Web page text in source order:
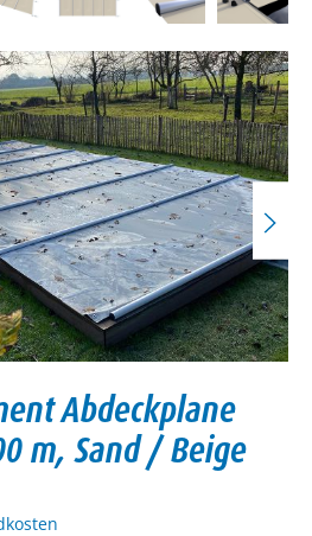
Abdeckplane
m, Sand / Beige